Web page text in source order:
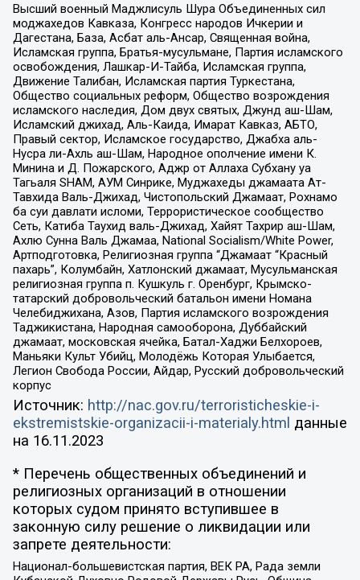
Высший военный Маджлисуль Шура Объединенных сил
моджахедов Кавказа, Конгресс народов Ичкерии и
Дагестана, База, Асбат аль-Ансар, Священная война,
Исламская группа, Братья-мусульмане, Партия исламского
освобождения, Лашкар-И-Тайба, Исламская группа,
Движение Талибан, Исламская партия Туркестана,
Общество социальных реформ, Общество возрождения
исламского наследия, Дом двух святых, Джунд аш-Шам,
Исламский джихад, Аль-Каида, Имарат Кавказ, АБТО,
Правый сектор, Исламское государство, Джабха аль-
Нусра ли-Ахль аш-Шам, Народное ополчение имени К.
Минина и Д. Пожарского, Аджр от Аллаха Субхану уа
Тагьаля SHAM, АУМ Синрике, Муджахеды джамаата Ат-
Тавхида Валь-Джихад, Чистопольский Джамаат, Рохнамо
ба суи давлати исломи, Террористическое сообщество
Сеть, Катиба Таухид валь-Джихад, Хайят Тахрир аш-Шам,
Ахлю Сунна Валь Джамаа, National Socialism/White Power,
Артподготовка, Религиозная группа “Джамаат “Красный
пахарь”, Колумбайн, Хатлонский джамаат, Мусульманская
религиозная группа п. Кушкуль г. Оренбург, Крымско-
татарский добровольческий батальон имени Номана
Челебиджихана, Азов, Партия исламского возрождения
Таджикистана, Народная самооборона, Дуббайский
джамаат, московская ячейка, Батал-Хаджи Белхороев,
Маньяки Культ Убийц, Молодёжь Которая Улыбается,
Легион Свобода России, Айдар, Русский добровольческий
корпус
Источник: http://nac.gov.ru/terroristicheskie-i-
ekstremistskie-organizacii-i-materialy.html данные
на 16.11.2023
* Перечень общественных объединений и
религиозных организаций в отношении
которых судом принято вступившее в
законную силу решение о ликвидации или
запрете деятельности:
Национал-большевистская партия, ВЕК РА, Рада земли